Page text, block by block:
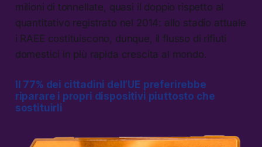
milioni di tonnellate, quasi il doppio rispetto al
quantitativo registrato nel 2014: allo stadio attuale
i RAEE costituiscono, dunque, il flusso di rifiuti
domestici in più rapida crescita al mondo.
Il 77% dei cittadini dell’UE preferirebbe
riparare i propri dispositivi piuttosto che
sostituirli